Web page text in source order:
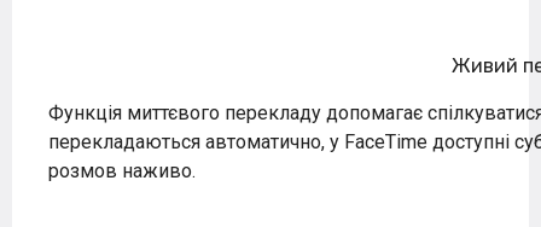
Живий
Функція миттєвого перекладу допомагає
перекладаються автоматично, у FaceTime доступні
розмов наживо.